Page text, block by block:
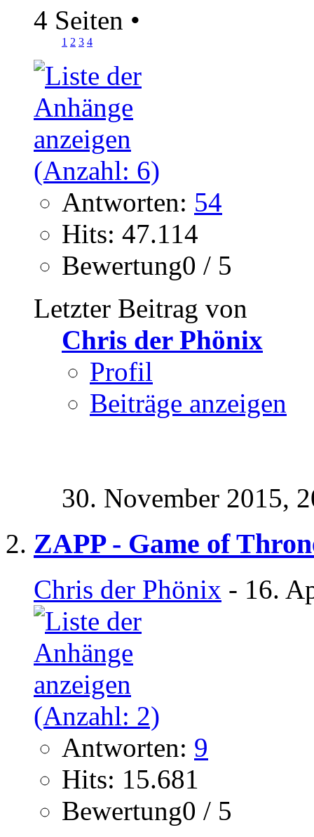
4 Seiten •
1 2 3 4
Antworten: 54
Hits: 47.114
Bewertung0 / 5
Letzter Beitrag von
Chris der Phönix
Profil
Beiträge anzeigen
30. November 2015,
ZAPP - Game of
Chris der Phönix - 16.
Antworten: 9
Hits: 15.681
Bewertung0 / 5